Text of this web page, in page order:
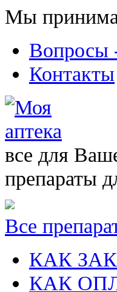
Мы
Вопросы
Контакты
все для
препараты
Все
КАК
КАК